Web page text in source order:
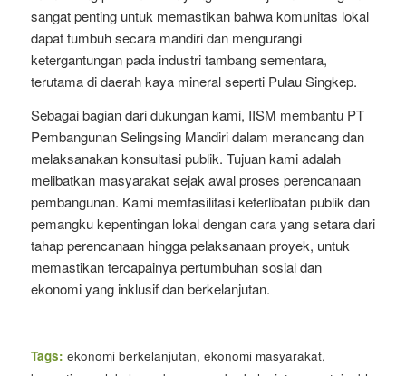
sangat penting untuk memastikan bahwa komunitas lokal
dapat tumbuh secara mandiri dan mengurangi
ketergantungan pada industri tambang sementara,
terutama di daerah kaya mineral seperti Pulau Singkep.
Sebagai bagian dari dukungan kami, IISM membantu PT
Pembangunan Selingsing Mandiri dalam merancang dan
melaksanakan konsultasi publik. Tujuan kami adalah
melibatkan masyarakat sejak awal proses perencanaan
pembangunan. Kami memfasilitasi keterlibatan publik dan
pemangku kepentingan lokal dengan cara yang setara dari
tahap perencanaan hingga pelaksanaan proyek, untuk
memastikan tercapainya pertumbuhan sosial dan
ekonomi yang inklusif dan berkelanjutan.
Tags: ekonomi berkelanjutan, ekonomi masyarakat,